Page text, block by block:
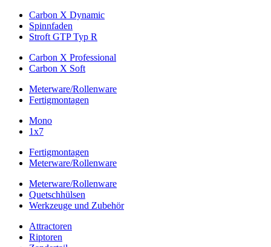
Carbon X Dynamic
Spinnfaden
Stroft GTP Typ R
Carbon X Professional
Carbon X Soft
Meterware/Rollenware
Fertigmontagen
Mono
1x7
Fertigmontagen
Meterware/Rollenware
Meterware/Rollenware
Quetschhülsen
Werkzeuge und Zubehör
Attractoren
Riptoren